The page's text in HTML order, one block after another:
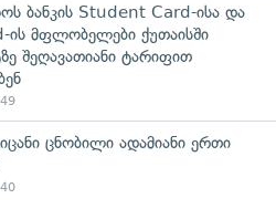
ბანკის Student Card-ისა და
ის მფლობელები ქუთაისში
შეღავათიანი ტარიფით
ცნობილი ადამიანი ერთი